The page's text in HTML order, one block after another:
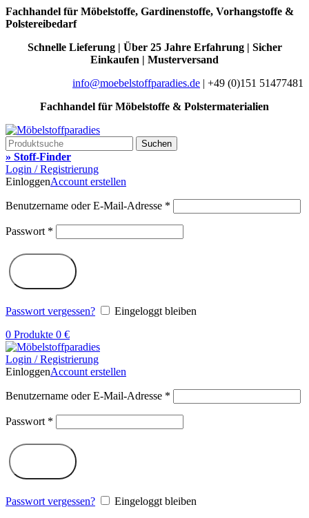
Fachhandel für Möbelstoffe, Gardinenstoffe, Vorhangstoffe &
Polstereibedarf
Schnelle Lieferung | Über 25 Jahre Erfahrung | Sicher
Einkaufen | Musterversand
info@moebelstoffparadies.de | +49 (0)151 51477481
Fachhandel für Möbelstoffe & Polstermaterialien
Suchen
» Stoff-Finder
Login / Registrierung
EinloggenAccount erstellen
Benutzername oder E-Mail-Adresse *
Passwort *
Passwort vergessen?
Eingeloggt bleiben
0 Produkte 0 €
Login / Registrierung
EinloggenAccount erstellen
Benutzername oder E-Mail-Adresse *
Passwort *
Passwort vergessen?
Eingeloggt bleiben